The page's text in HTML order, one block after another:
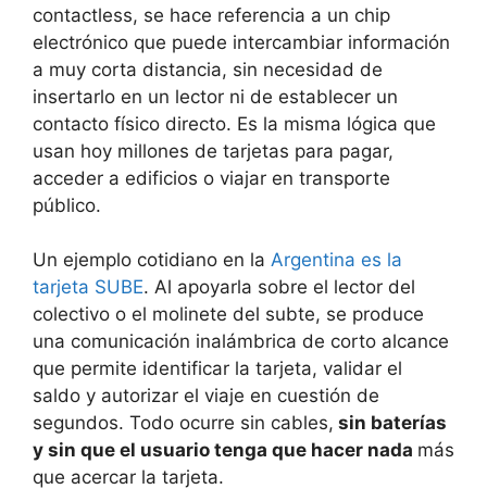
contactless, se hace referencia a un chip
electrónico que puede intercambiar información
a muy corta distancia, sin necesidad de
insertarlo en un lector ni de establecer un
contacto físico directo. Es la misma lógica que
usan hoy millones de tarjetas para pagar,
acceder a edificios o viajar en transporte
público.
Un ejemplo cotidiano en la Argentina es la
tarjeta SUBE. Al apoyarla sobre el lector del
colectivo o el molinete del subte, se produce
una comunicación inalámbrica de corto alcance
que permite identificar la tarjeta, validar el
saldo y autorizar el viaje en cuestión de
segundos. Todo ocurre sin cables, sin baterías
y sin que el usuario tenga que hacer nada más
que acercar la tarjeta.